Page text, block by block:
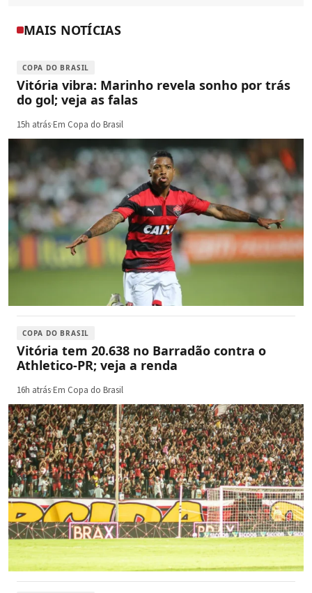
MAIS NOTÍCIAS
COPA DO BRASIL
Vitória vibra: Marinho revela sonho por trás
do gol; veja as falas
15h atrás·Em Copa do Brasil
COPA DO BRASIL
Vitória tem 20.638 no Barradão contra o
Athletico-PR; veja a renda
16h atrás·Em Copa do Brasil